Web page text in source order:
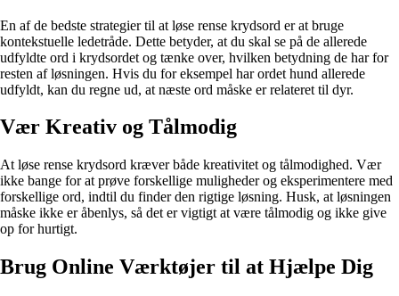
En af de bedste strategier til at løse rense krydsord er at bruge
kontekstuelle ledetråde. Dette betyder, at du skal se på de allerede
udfyldte ord i krydsordet og tænke over, hvilken betydning de har for
resten af løsningen. Hvis du for eksempel har ordet hund allerede
udfyldt, kan du regne ud, at næste ord måske er relateret til dyr.
Vær Kreativ og Tålmodig
At løse rense krydsord kræver både kreativitet og tålmodighed. Vær
ikke bange for at prøve forskellige muligheder og eksperimentere med
forskellige ord, indtil du finder den rigtige løsning. Husk, at løsningen
måske ikke er åbenlys, så det er vigtigt at være tålmodig og ikke give
op for hurtigt.
Brug Online Værktøjer til at Hjælpe Dig